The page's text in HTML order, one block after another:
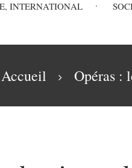
INTERNATIONAL
Accueil Opéras :